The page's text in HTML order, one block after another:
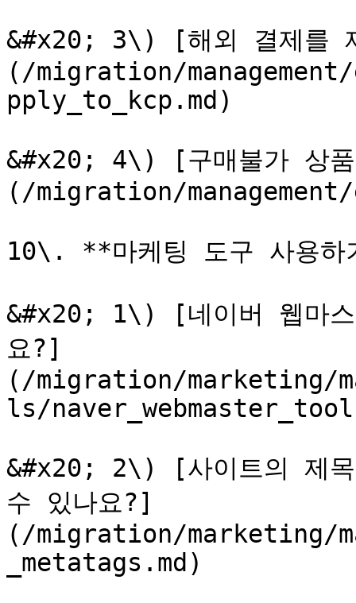
&#x20; 3\) [해외 결제를
(/migration/management/
pply_to_kcp.md)
&#x20; 4\) [구매불가 상
(/migration/management/
10\. **마케팅 도구 사용하
&#x20; 1\) [네이버 웹마스
요?]
(/migration/marketing/
ls/
&#x20; 2\) [사이트의 제
수 있나요?]
(/migration/marketing/
_metatags.md)